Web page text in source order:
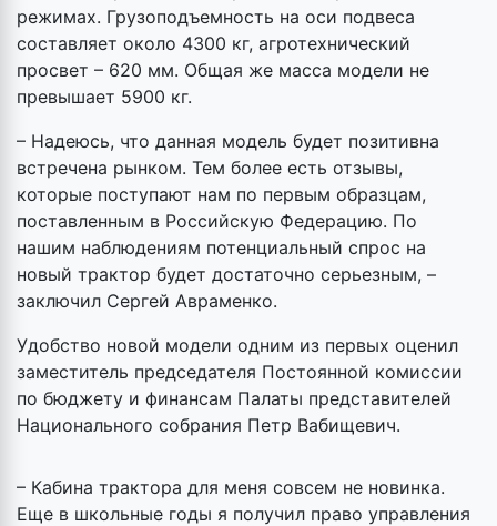
режимах. Грузоподъемность на оси подвеса
составляет около 4300 кг, агротехнический
просвет – 620 мм. Общая же масса модели не
превышает 5900 кг.
– Надеюсь, что данная модель будет позитивна
встречена рынком. Тем более есть отзывы,
которые поступают нам по первым образцам,
поставленным в Российскую Федерацию. По
нашим наблюдениям потенциальный спрос на
новый трактор будет достаточно серьезным, –
заключил Сергей Авраменко.
Удобство новой модели одним из первых оценил
заместитель председателя Постоянной комиссии
по бюджету и финансам Палаты представителей
Национального собрания Петр Вабищевич.
– Кабина трактора для меня совсем не новинка.
Еще в школьные годы я получил право управления